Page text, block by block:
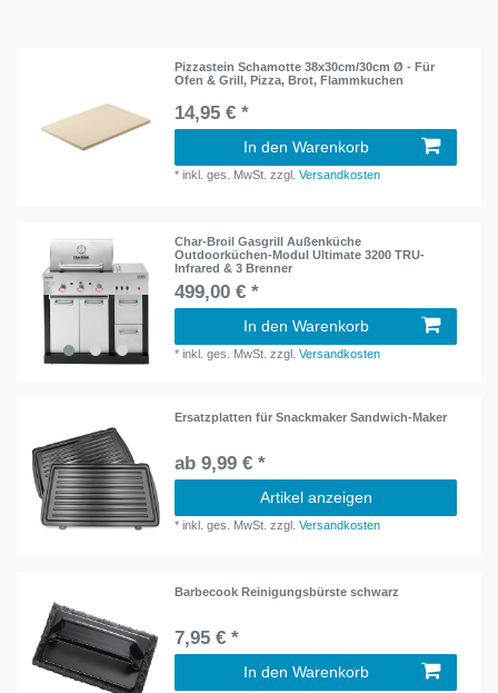
Pizzastein Schamotte 38x30cm/30cm Ø - Für
Ofen & Grill, Pizza, Brot, Flammkuchen
14,95 € *
In den Warenkorb
*inkl. ges. MwSt. zzgl.Versandkosten
Char-Broil Gasgrill Außenküche
Outdoorküchen-Modul Ultimate 3200 TRU-
Infrared & 3 Brenner
499,00 € *
In den Warenkorb
*inkl. ges. MwSt. zzgl.Versandkosten
Ersatzplatten für Snackmaker Sandwich-Maker
ab 9,99 € *
Artikel anzeigen
*inkl. ges. MwSt. zzgl.Versandkosten
Barbecook Reinigungsbürste schwarz
7,95 € *
In den Warenkorb